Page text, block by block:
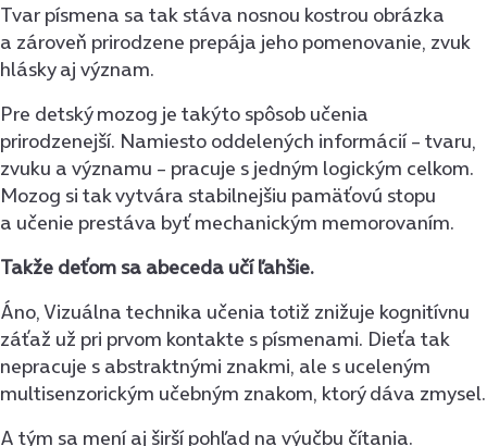
Tvar písmena sa tak stáva nosnou kostrou obrázka
a zároveň prirodzene prepája jeho pomenovanie, zvuk
hlásky aj význam.
Pre detský mozog je takýto spôsob učenia
prirodzenejší. Namiesto oddelených informácií – tvaru,
zvuku a významu – pracuje s jedným logickým celkom.
Mozog si tak vytvára stabilnejšiu pamäťovú stopu
a učenie prestáva byť mechanickým memorovaním.
Takže deťom sa abeceda učí ľahšie.
Áno, Vizuálna technika učenia totiž znižuje kognitívnu
záťaž už pri prvom kontakte s písmenami. Dieťa tak
nepracuje s abstraktnými znakmi, ale s uceleným
multisenzorickým učebným znakom, ktorý dáva zmysel.
A tým sa mení aj širší pohľad na výučbu čítania.